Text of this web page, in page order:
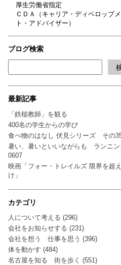
厚生労働省指定
ＣＤＡ（キャリア・ディベロップ
ト・アドバイザー）
ブログ検索
最新記事
「鉄槌教師」を観る
400名の学生からの学び
食べ物のはなし 伏見シリーズ その
暑い、暑いといいながらも ランニン
0607
映画「フォー・トレイルズ 限界を超
け」
カテゴリ
人について考える (296)
会社をお知らせする (231)
会社を想う 仕事を思う (396)
体を動かす (484)
名古屋を知る 街を歩く (551)